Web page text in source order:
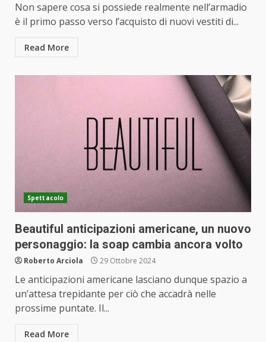
Non sapere cosa si possiede realmente nell’armadio
è il primo passo verso l’acquisto di nuovi vestiti di...
Read More
Spettacolo
Beautiful anticipazioni americane, un nuovo
personaggio: la soap cambia ancora volto
Roberto Arciola 29 Ottobre 2024
Le anticipazioni americane lasciano dunque spazio a
un’attesa trepidante per ciò che accadrà nelle
prossime puntate. Il...
Read More